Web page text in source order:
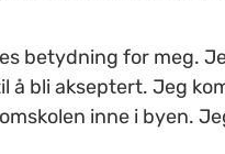
betydning for meg.
å bli akseptert. Jeg
inne i byen.